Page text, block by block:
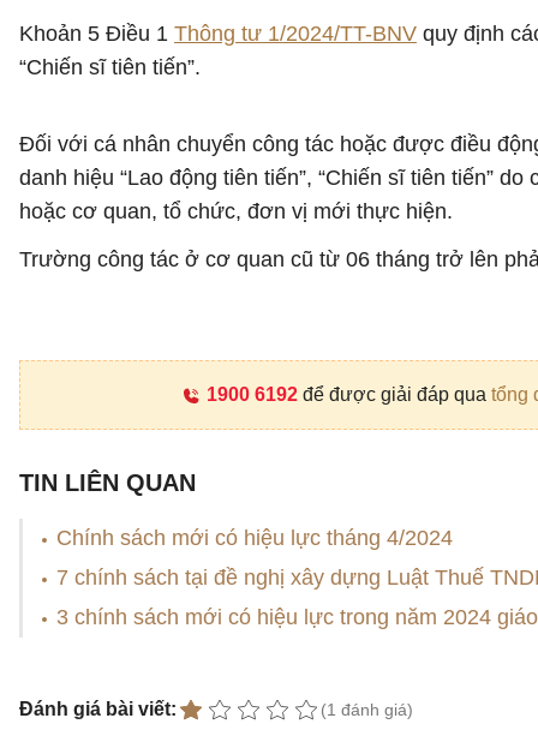
Khoản 5 Điều 1 Thông tư 1/2024/TT-BNV quy định
“Chiến sĩ tiên tiến”.
Đối với cá nhân chuyển công tác hoặc được điều
danh hiệu “Lao động tiên tiến”, “Chiến sĩ tiên tiến”
hoặc cơ quan, tổ chức, đơn vị mới thực hiện.
Trường công tác ở cơ quan cũ từ 06 tháng trở lên
1900 6192để được giải đáp qua tổng
TIN LIÊN QUAN
Chính sách mới có hiệu lực tháng 4/2024
7 chính sách tại đề nghị xây dựng Luật Thuế
3 chính sách mới có hiệu lực trong năm 2024
Đánh giá bài viết: (1 đánh giá)